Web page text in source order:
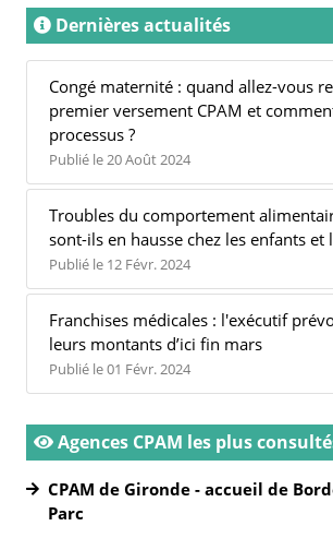
Dernières actualités
Congé maternité : quand allez-vous
premier versement CPAM et
processus ?
Publié le 20 Août 2024
Troubles du comportement
sont-ils en hausse chez les enfants et
Publié le 12 Févr. 2024
Franchises médicales : l'exécutif
leurs montants d’ici fin mars
Publié le 01 Févr. 2024
Agences CPAM les plus
CPAM de Gironde - accueil de
Parc